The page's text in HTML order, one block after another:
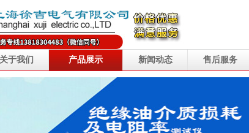
关于我们 产品展示 新闻动态 售后服务